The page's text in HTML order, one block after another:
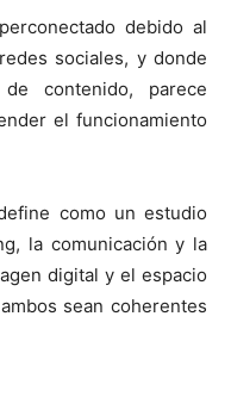
debido al
sociales, y donde
contenido, parece
el funcionamiento
como un estudio
la comunicación y la
digital y el espacio
sean coherentes